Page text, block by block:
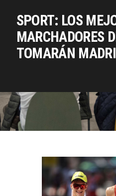
SPORT: LOS
MARCHADORES
TOMARÁN
MEDIA
Sustainability